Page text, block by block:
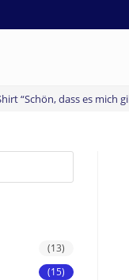
“Schön, dass es mich
(13)
(15)